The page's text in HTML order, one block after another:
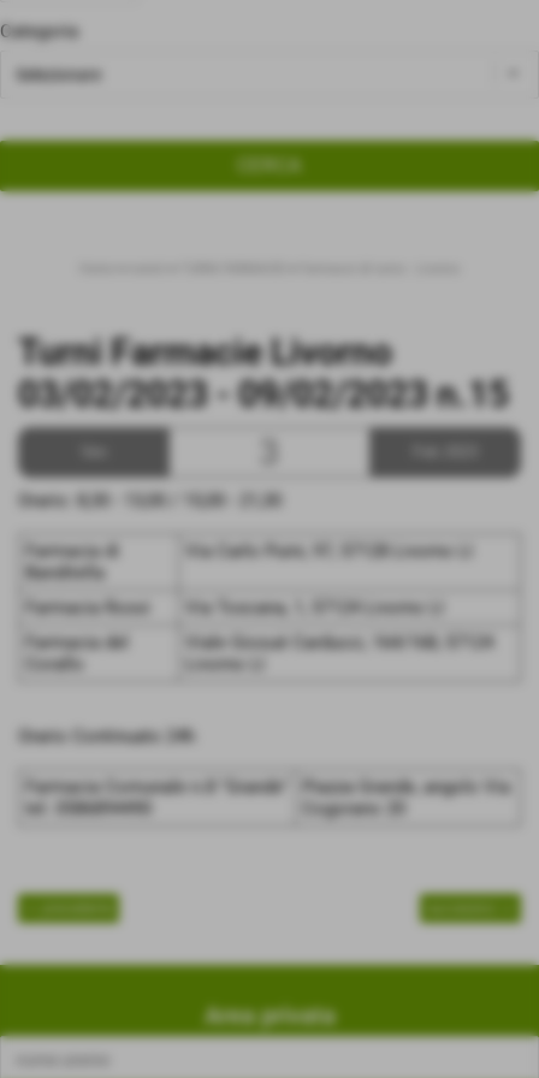
Categoria
Turni Farmacie Livorno
03/02/2023 - 09/02/2023 n.15
Orario: 8,30 - 13,00 / 15,00 - 21,30
Farmacia di
Banditella
Via Carlo Puini, 97, 57128 Livorno LI
Farmacia Rossi
Via Toscana, 1, 57124 Livorno LI
Farmacia del
Corallo
Viale Giosuè Carducci, 164/168, 57124
Livorno LI
Orario Continuato 24h
Farmacia Comunale n.8 "Grande"
tel. 0586894490
Piazza Grande, angolo Via
Cogorano 20
Area privata